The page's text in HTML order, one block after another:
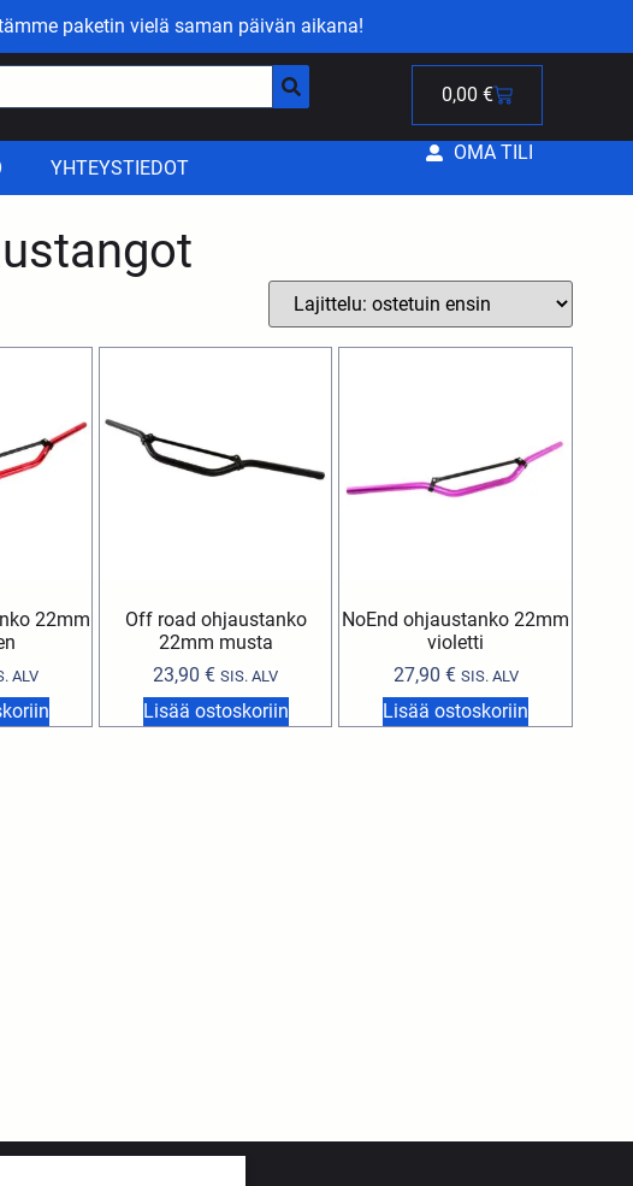
paketin vielä saman päivän aikana!
0,00 €
YHTEYSTIEDOT
OMA TILI
22mm
ALV
Off road ohjaustanko
22mm musta
23,90€ SIS. ALV
Lisää ostoskoriin
NoEnd ohjaustanko 22mm
violetti
27,90 € SIS. ALV
Lisää ostoskoriin